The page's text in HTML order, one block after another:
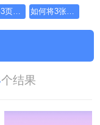
且排版不乱码。支持
路 SSL 加密保障隐私
怎么将pdf合并，pdf多
安装，高效办公。
如何将3页pdf合并为1页
个结果